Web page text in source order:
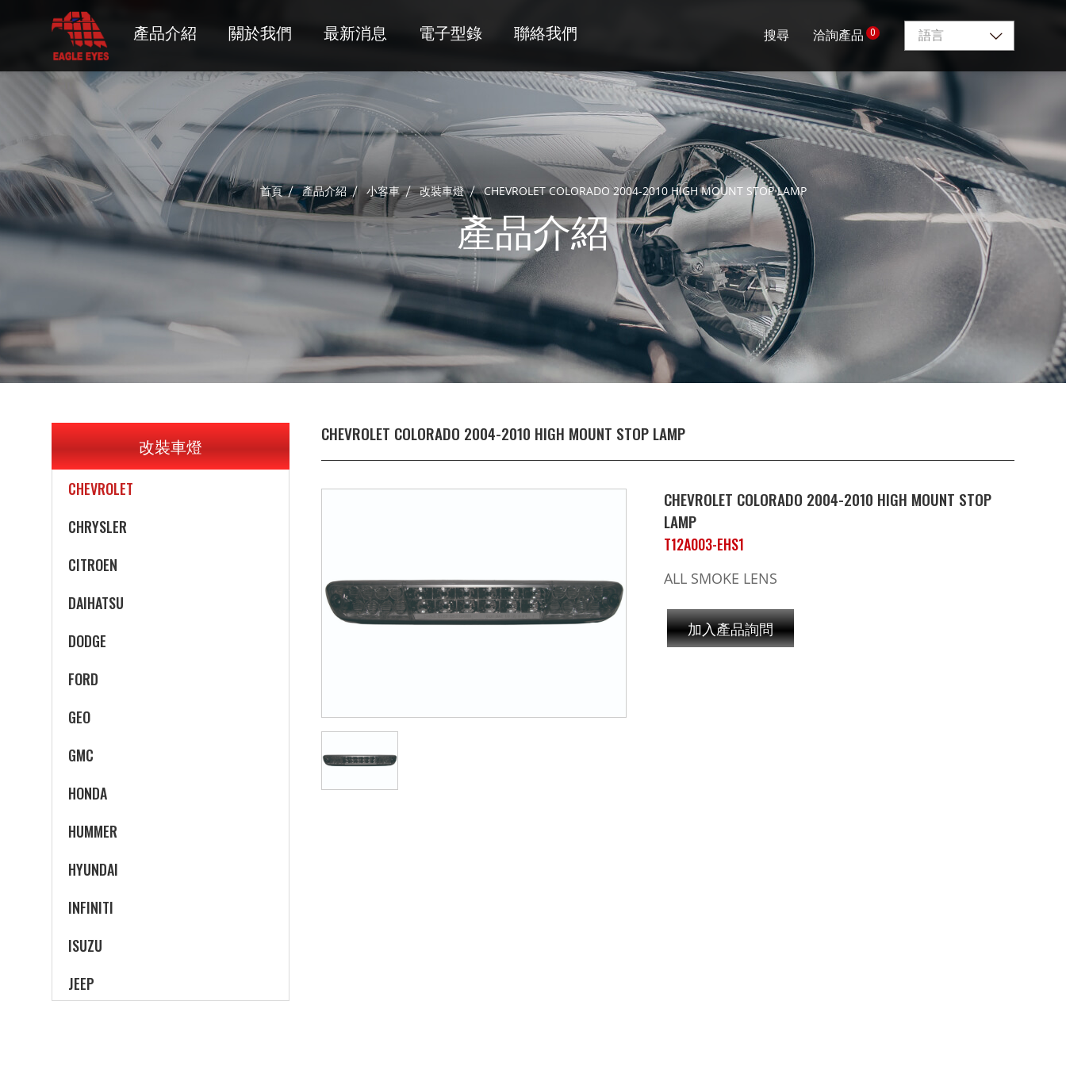
產品介紹 關於我們 最新消息 電子型錄 聯絡我們 搜尋 洽詢產品 0 語言
首頁 產品介紹 小客車 改裝車燈 CHEVROLET COLORADO 2004-2010 HIGH MOUNT STOP LAMP
產品介紹
改裝車燈
BMW
CHEVROLET
CHRYSLER
CITROEN
DAIHATSU
DODGE
FORD
GEO
GMC
HONDA
HUMMER
HYUNDAI
INFINITI
ISUZU
JEEP
CHEVROLET COLORADO 2004-2010 HIGH MOUNT STOP LAMP
CHEVROLET COLORADO 2004-2010 HIGH MOUNT STOP
LAMP
T12A003-EHS1
ALL SMOKE LENS
加入產品詢問